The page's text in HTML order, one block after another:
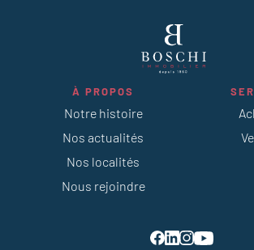
À PROPOS
Notre histoire
Nos actualités
Nos localités
Nous rejoindre